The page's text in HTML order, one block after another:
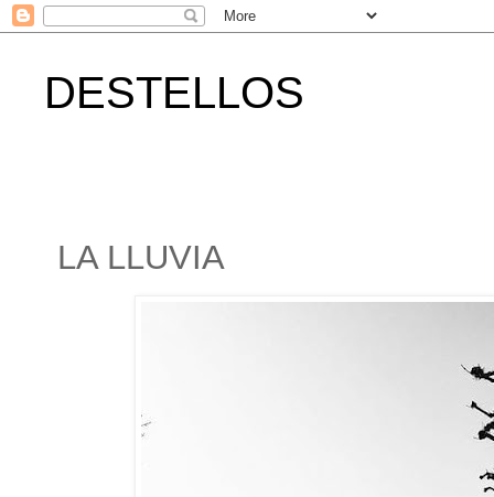
DESTELLOS
LA LLUVIA